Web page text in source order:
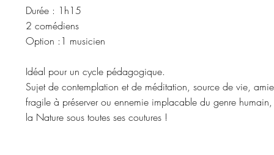
Durée : 1h15
2 comédiens
Option :1 musicien
Idéal pour un cycle pédagogique.
Sujet de contemplation et de méditation, source de vie, amie
fragile à préserver ou ennemie implacable du genre humain,
la Nature sous toutes ses coutures !